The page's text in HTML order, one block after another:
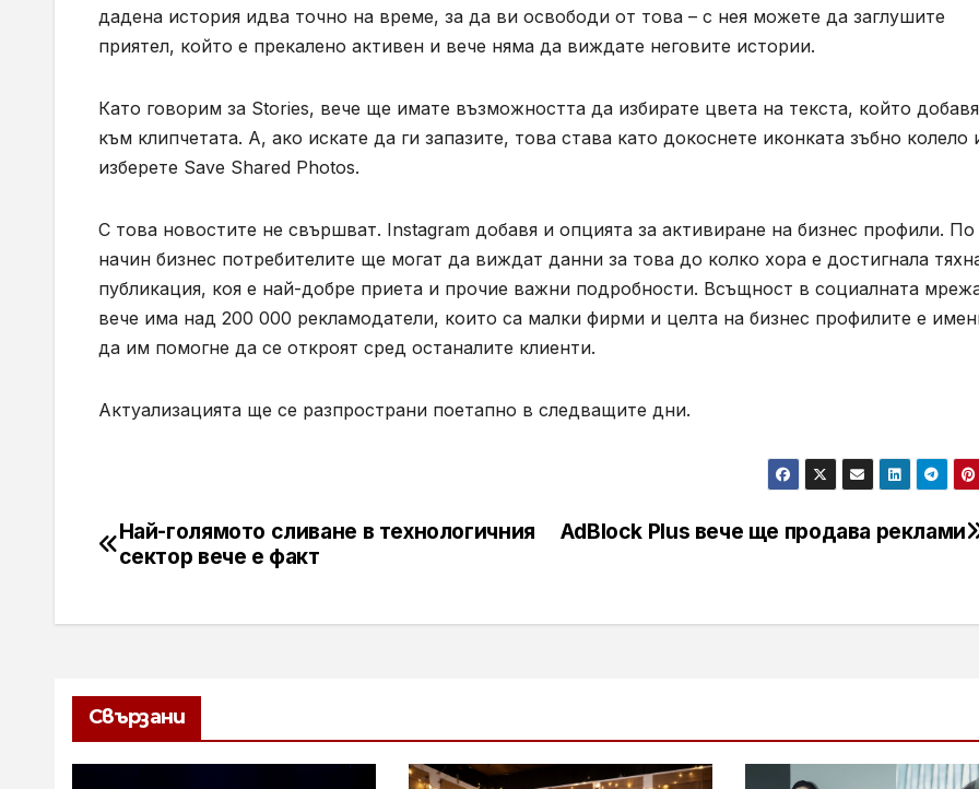
дадена история идва точно на време, за да ви освободи от това – с нея можете да заглушите
приятел, който е прекалено активен и вече няма да виждате неговите истории.
Като говорим за Stories, вече ще имате възможността да избирате цвета на текста, който
към клипчетата. А, ако искате да ги запазите, това става като докоснете иконката зъбно колело
изберете Save Shared Photos.
С това новостите не свършват. Instagram добавя и опцията за активиране на бизнес профили. По
начин бизнес потребителите ще могат да виждат данни за това до колко хора е достигнала
публикация, коя е най-добре приета и прочие важни подробности. Всъщност в социалната
вече има над 200 000 рекламодатели, които са малки фирми и целта на бизнес профилите е
да им помогне да се откроят сред останалите клиенти.
Актуализацията ще се разпространи поетапно в следващите дни.
Навигация AdBlock Plus вече ще продава реклами
Най-голямото сливане в технологичния
сектор вече е факт
Свързани